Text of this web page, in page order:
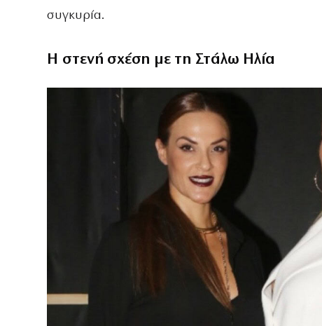
συγκυρία.
Η στενή σχέση με τη Στάλω Ηλία